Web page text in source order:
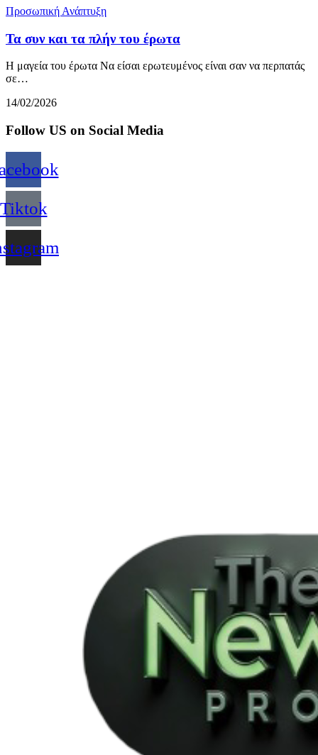
Προσωπική Ανάπτυξη
Τα συν και τα πλήν του έρωτα
Η μαγεία του έρωτα Να είσαι ερωτευμένος είναι σαν να περπατάς
σε…
14/02/2026
Follow US on Social Media
Tiktok